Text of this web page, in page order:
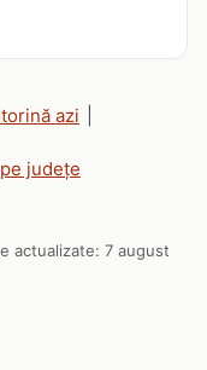
azi
județe
actualizate: 7 august